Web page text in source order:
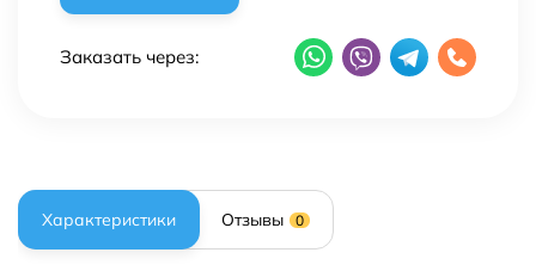
Заказать через:
Характеристики Отзывы 0